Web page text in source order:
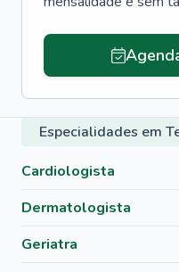
Especialidades em
Cardiologista
Dermatologista
Geriatra